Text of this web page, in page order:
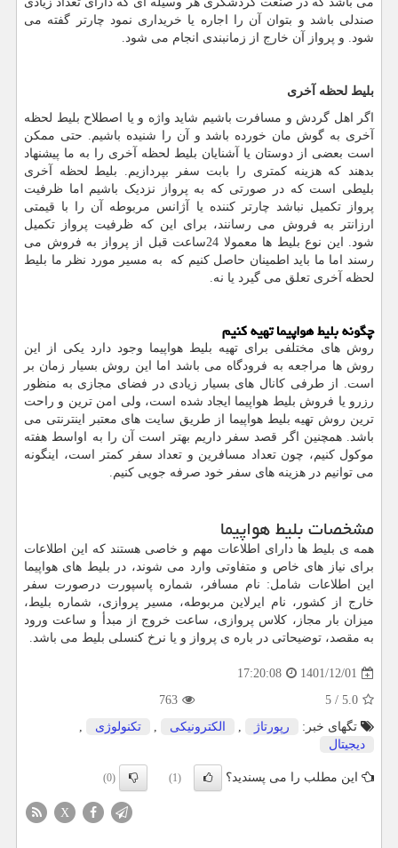
صندلی باشد و بتوان آن را اجاره یا خریداری نمود چارتر گفته می
شود. و پرواز آن خارج از زمانبندی انجام می شود.
بلیط لحظه آخری
اگر اهل گردش و مسافرت باشیم شاید واژه و یا اصطلاح بلیط لحظه
آخری به گوش مان خورده باشد و آن را شنیده باشیم. حتی ممکن
است بعضی از دوستان یا آشنایان بلیط لحظه آخری را به ما پیشنهاد
بدهند که هزینه کمتری را بابت سفر بپردازیم. بلیط لحظه آخری
بلیطی است که در صورتی که به پرواز نزدیک باشیم اما ظرفیت
پرواز تکمیل نباشد چارتر کننده یا آژانس مربوطه آن را با قیمتی
ارزانتر به فروش می رسانند، برای این که ظرفیت پرواز تکمیل
شود. این نوع بلیط ها معمولا 24ساعت قبل از پرواز به فروش می
رسند اما ما باید اطمینان حاصل کنیم که به مسیر مورد نظر ما بلیط
لحظه آخری تعلق می گیرد یا نه.
چگونه بلیط هواپیما تهیه کنیم
روش های مختلفی برای تهیه بلیط هواپیما وجود دارد یکی از این
روش ها مراجعه به فرودگاه می باشد اما این روش بسیار زمان بر
است. از طرفی کانال های بسیار زیادی در فضای مجازی به منظور
رزرو یا فروش بلیط هواپیما ایجاد شده است، ولی امن ترین و راحت
ترین روش تهیه بلیط هواپیما از طریق سایت های معتبر اینترنتی می
باشد. همچنین اگر قصد سفر داریم بهتر است آن را به اواسط هفته
موکول کنیم، چون تعداد مسافرین و تعداد سفر کمتر است، اینگونه
می توانیم در هزینه های سفر خود صرفه جویی کنیم.
مشخصات بلیط هواپیما
همه ی بلیط ها دارای اطلاعات مهم و خاصی هستند که این اطلاعات
برای نیاز های خاص و متفاوتی وارد می شوند، در بلیط های هواپیما
این اطلاعات شامل: نام مسافر، شماره پاسپورت درصورت سفر
خارج از کشور، نام ایرلاین مربوطه، مسیر پروازی، شماره بلیط،
میزان بار مجاز، کلاس پروازی، ساعت خروج از مبدأ و ساعت ورود
به مقصد، توضیحاتی در باره ی پرواز و یا نرخ کنسلی بلیط می باشد.
1401/12/01
17:20:08
5.0
/
5
763
تگهای خبر:
رپورتاژ , الكترونیكی , تكنولوژی
,
دیجیتال
این مطلب را می پسندید؟ (1)
(0)
X